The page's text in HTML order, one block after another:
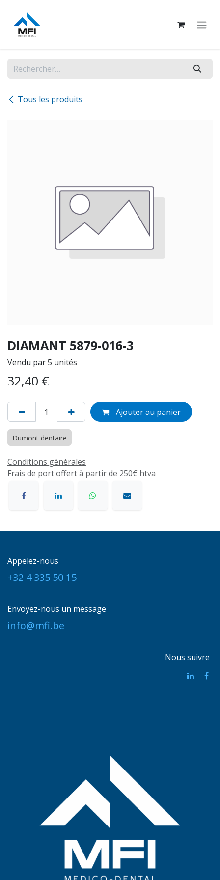
Tous les produits
DIAMANT 5879-016-3
Vendu par 5 unités
32,40 €
Ajouter au panier
Dumont dentaire
Conditions générales
Frais de port offert à partir de 250€ htva
Appelez-nous
+32 4 335 50 15
Envoyez-nous un message
info@mfi.be
Nous suivre